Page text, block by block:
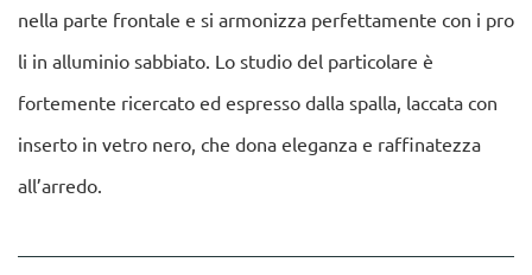
nella parte frontale e si armonizza perfettamente con i pro
li in alluminio sabbiato. Lo studio del particolare è
fortemente ricercato ed espresso dalla spalla, laccata con
inserto in vetro nero, che dona eleganza e raffinatezza
all’arredo.